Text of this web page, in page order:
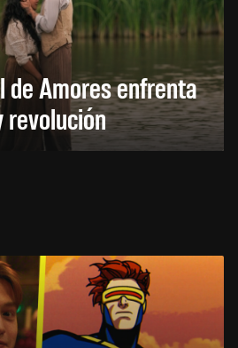
Amores enfrenta
revolución